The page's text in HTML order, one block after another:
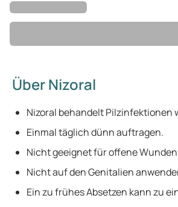
Über Nizoral
Nizoral behandelt Pilzinfektionen
Einmal täglich dünn auftragen.
Nicht geeignet für offene
Nicht auf den Genitalien
Ein zu frühes Absetzen kann zu